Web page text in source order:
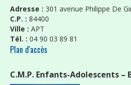
Adresse : 301 avenue Philippe De
C.P. : 84400
Ville : APT
Tél. : 04 90 03 89 81
Plan d'accès
C.M.P. Enfants-Adolescents –